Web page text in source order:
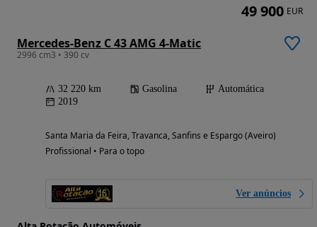
Mercedes-Benz C 43 AMG 4-Matic
2996 cm3 • 390 cv
32 220 km Gasolina
Automática
2019
Santa Maria da Feira, Travanca, Sanfins e Espargo (Aveiro)
Profissional • Para o topo
Ver anúncios
49 900 EUR